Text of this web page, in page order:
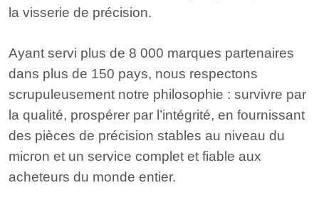
la visserie de précision.
Ayant servi plus de 8 000 marques partenaires
dans plus de 150 pays, nous respectons
scrupuleusement notre philosophie : survivre par
la qualité, prospérer par l’intégrité, en fournissant
des pièces de précision stables au niveau du
micron et un service complet et fiable aux
acheteurs du monde entier.